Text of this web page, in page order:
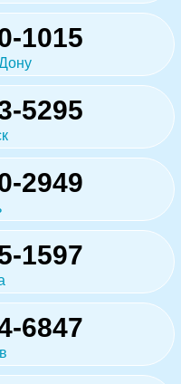
1015
5295
2949
1597
6847